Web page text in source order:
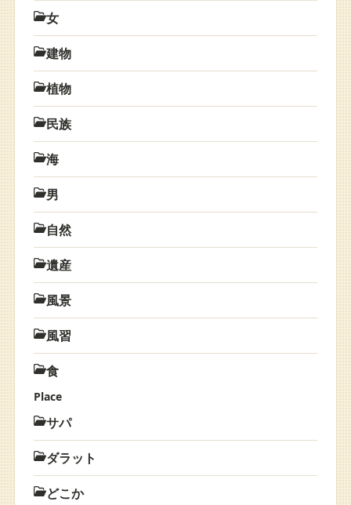
女
建物
植物
民族
海
男
自然
遺産
風景
風習
食
Place
サパ
ダラット
どこか